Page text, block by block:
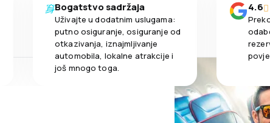
Bogatstvo sadržaja
Uživajte u dodatnim uslugama:
putno osiguranje, osiguranje od
otkazivanja, iznajmljivanje
automobila, lokalne atrakcije i
još mnogo toga.
4.6